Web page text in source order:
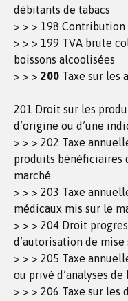
débitants de tabacs
> > > 198
> > > 199 TVA brute
boissons alcoolisées
> > > 200 Taxe sur les
201 Droit sur les
d’origine ou d’une
> > > 202 Taxe
produits bénéficiaires
marché
> > > 203 Taxe
médicaux mis sur le
> > > 204 Droit
d’autorisation de
> > > 205 Taxe
ou privé d’analyses
> > > 206 Taxe sur les